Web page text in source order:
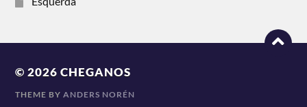
© 2026CHEGANOS
THEME BYANDERS NORÉN